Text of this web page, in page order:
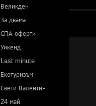
Великден
За двама
СПА оферти
Уикенд
Last minute
Екотуризъм
Свети Валентин
24 май